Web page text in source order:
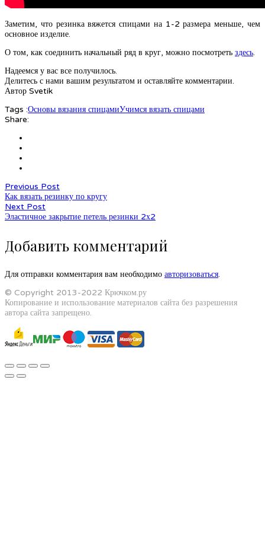
Заметим, что резинка вяжется спицами на 1-2 размера меньше, чем
основное изделие.
О том, как соединить начальный ряд в круг, можно посмотреть здесь.
Надеемся у вас все получилось.
Делитесь с нами вашим результатом и оставляйте комментарии.
Автор Svetik
Tags :Основы вязания спицамиУчимся вязать спицами
Share:
Previous Post
Как вязать резинку по кругу
Next Post
Эластичное закрытие петель резинки 2х2
Добавить комментарий
Для отправки комментария вам необходимо авторизоваться.
© Copyright 2013-2022 Крючком.ру
Копирование и использование материалов сайта без разрешения
автора сайта запрещено.